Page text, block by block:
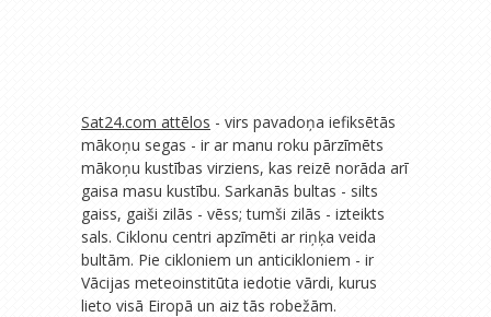
Sat24.com attēlos - virs pavadoņa iefiksētās
mākoņu segas - ir ar manu roku pārzīmēts
mākoņu kustības virziens, kas reizē norāda arī
gaisa masu kustību. Sarkanās bultas - silts
gaiss, gaiši zilās - vēss; tumši zilās - izteikts
sals. Ciklonu centri apzīmēti ar riņķa veida
bultām. Pie cikloniem un anticikloniem - ir
Vācijas meteoinstitūta iedotie vārdi, kurus
lieto visā Eiropā un aiz tās robežām.